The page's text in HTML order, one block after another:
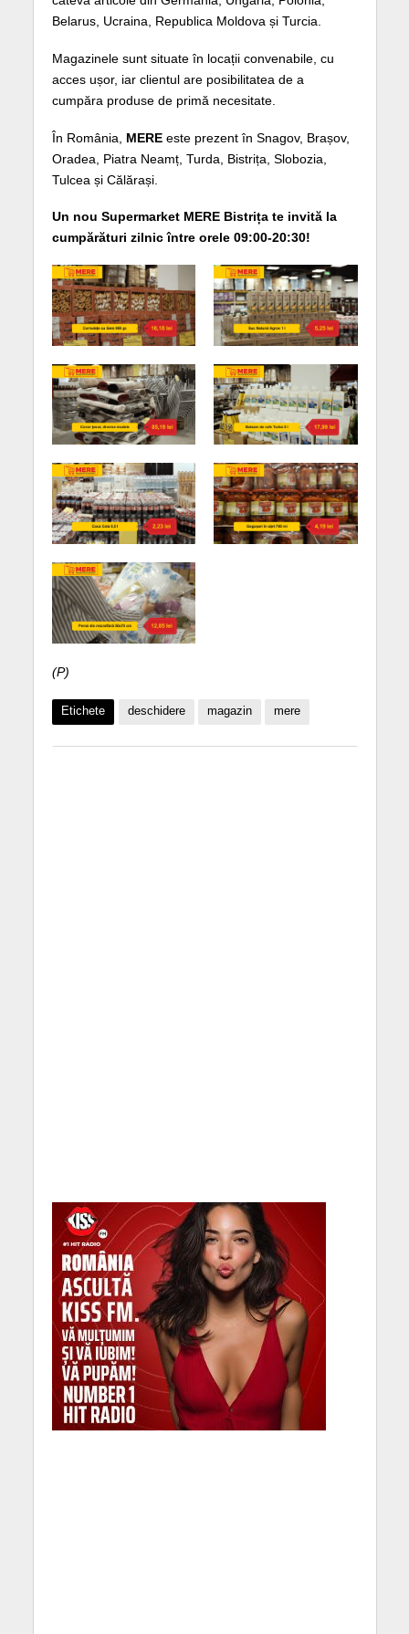
Belarus, Ucraina, Republica Moldova și Turcia.
Magazinele sunt situate în locații convenabile, cu
acces ușor, iar clientul are posibilitatea de a
cumpăra produse de primă necesitate.
În România, MEREeste prezent în Snagov, Brașov,
Oradea, Piatra Neamț, Turda, Bistrița, Slobozia,
Tulcea și Călărași.
Un nou Supermarket MERE Bistrița te invită la
cumpărături zilnic între orele 09:00-20:30!
(P)
Etichete deschidere magazin mere